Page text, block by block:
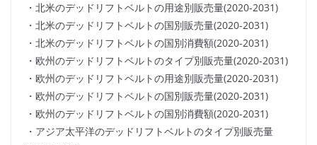
・北米のデッドリフトベルトの用途別販売量(2020-2031)
・北米のデッドリフトベルトの国別販売量(2020-2031)
・北米のデッドリフトベルトの国別消費額(2020-2031)
・欧州のデッドリフトベルトのタイプ別販売量(2020-2031)
・欧州のデッドリフトベルトの用途別販売量(2020-2031)
・欧州のデッドリフトベルトの国別販売量(2020-2031)
・欧州のデッドリフトベルトの国別消費額(2020-2031)
・アジア太平洋のデッドリフトベルトのタイプ別販売量